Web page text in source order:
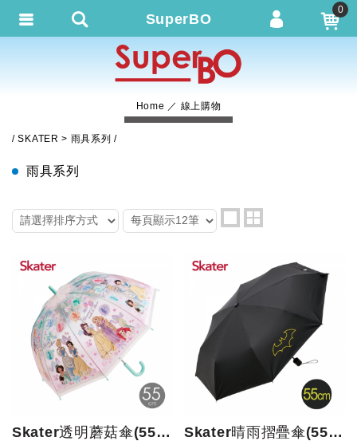
Home 線上購物
SKATER 雨具系列
雨具系列
Skater透明蘑菇傘(55cm)迪士尼公主 Skater晴雨摺疊傘(55cm)BATMAN
SuperBO
0
會員登入
會員註冊
忘記密碼
繁體中文